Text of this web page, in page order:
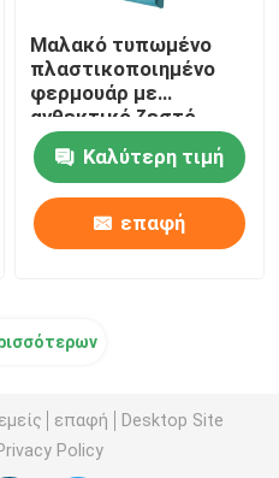
Μαλακό τυπωμένο
πλαστικοποιημένο
φερμουάρ με
ανθεκτικό ζεστό
σφραγίδα που
επανασφραγίζεται
Καλύτερη τιμή
επαφή
επαφή
Desktop Site
Policy